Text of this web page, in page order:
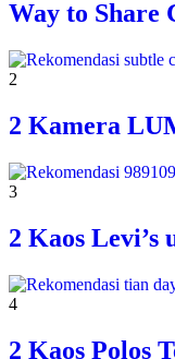
Way to Share
2
2 Kamera
3
2 Kaos
4
2 Kaos Polos